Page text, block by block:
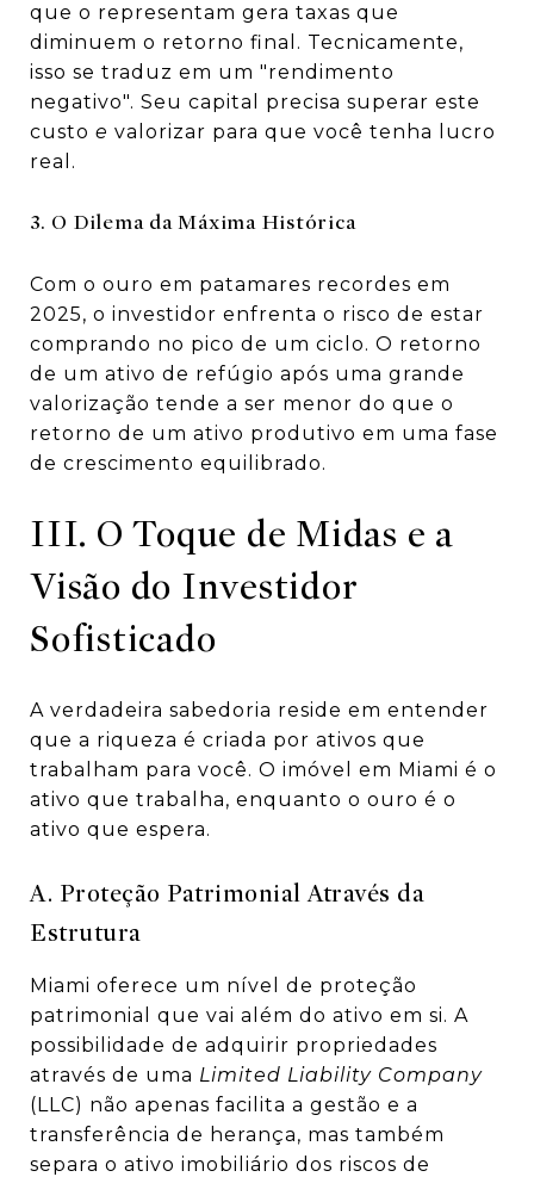
que o representam gera taxas que
diminuem o retorno final. Tecnicamente,
isso se traduz em um "rendimento
negativo". Seu capital precisa superar este
custo e valorizar para que você tenha lucro
real.
3. O Dilema da Máxima Histórica
Com o ouro em patamares recordes em
2025, o investidor enfrenta o risco de estar
comprando no pico de um ciclo. O retorno
de um ativo de refúgio após uma grande
valorização tende a ser menor do que o
retorno de um ativo produtivo em uma fase
de crescimento equilibrado.
III. O Toque de Midas e a
Visão do Investidor
Sofisticado
A verdadeira sabedoria reside em entender
que a riqueza é criada por ativos que
trabalham para você. O imóvel em Miami é o
ativo que trabalha, enquanto o ouro é o
ativo que espera.
A. Proteção Patrimonial Através da
Estrutura
Miami oferece um nível de proteção
patrimonial que vai além do ativo em si. A
possibilidade de adquirir propriedades
através de uma Limited Liability Company
(LLC) não apenas facilita a gestão e a
transferência de herança, mas também
separa o ativo imobiliário dos riscos de